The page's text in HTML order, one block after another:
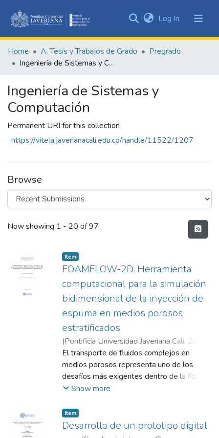
&
Collections
Statistics
Log In (current)
Home A. Tesis y Trabajos de Grado
Pregrado
Ingeniería de Sistemas y Computación
Ingeniería de Sistemas y
Computación
Permanent URI for this collection
https://vitela.javerianacali.edu.co/handle/11522/1207
Browse
Recent Submissions
Now showing 1 - 20 of 97
Item
FOAMFLOW-2D: Herramienta
computacional para la simulación
bidimensional de la inyección de
espuma en medios porosos
estratificados
(Pontificia Universidad Javeriana Cali, 2026
Riascos Salguero, Marco Antonio;Castrillón
Vásquez, Andrés Julián
El transporte de fluidos complejos en
medios porosos representa uno de los
desafíos más exigentes dentro de la física
de yacimientos y la ingeniería de procesos
de espuma constituye una alternativa para
mejorar la eficiencia de barrido volumétrico
en proyectos de recuperación mejorada de
Show more
Item
Desarrollo de un prototipo digital